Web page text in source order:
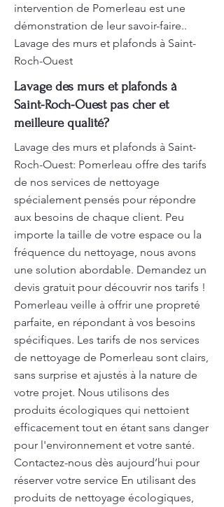
intervention de Pomerleau est une
démonstration de leur savoir-faire..
Lavage des murs et plafonds à Saint-
Roch-Ouest
Lavage des murs et plafonds à
Saint-Roch-Ouest pas cher et
meilleure qualité?
Lavage des murs et plafonds à Saint-
Roch-Ouest: Pomerleau offre des tarifs
de nos services de nettoyage
spécialement pensés pour répondre
aux besoins de chaque client. Peu
importe la taille de votre espace ou la
fréquence du nettoyage, nous avons
une solution abordable. Demandez un
devis gratuit pour découvrir nos tarifs !
Pomerleau veille à offrir une propreté
parfaite, en répondant à vos besoins
spécifiques. Les tarifs de nos services
de nettoyage de Pomerleau sont clairs,
sans surprise et ajustés à la nature de
votre projet. Nous utilisons des
produits écologiques qui nettoient
efficacement tout en étant sans danger
pour l'environnement et votre santé.
Contactez-nous dès aujourd’hui pour
réserver votre service En utilisant des
produits de nettoyage écologiques,